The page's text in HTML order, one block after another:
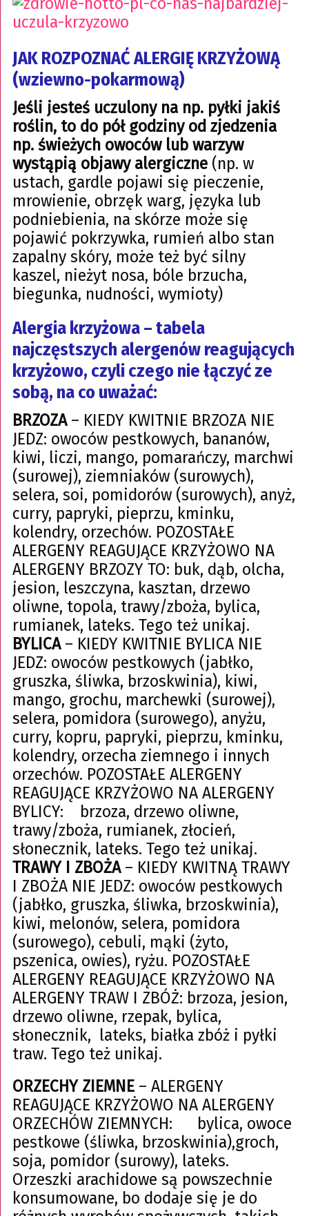
JAK ROZPOZNAĆ ALERGIĘ KRZYŻOWĄ
(wziewno-pokarmową)
Jeśli jesteś uczulony na np. pyłki jakiś
roślin, to do pół godziny od zjedzenia
np. świeżych owoców lub warzyw
wystąpią objawy alergiczne(np. w
ustach, gardle pojawi się pieczenie,
mrowienie, obrzęk warg, języka lub
podniebienia, na skórze może się
pojawić pokrzywka, rumień albo stan
zapalny skóry, może też być silny
kaszel, nieżyt nosa, bóle brzucha,
biegunka, nudności, wymioty)
Alergia krzyżowa – tabela
najczęstszych alergenów reagujących
krzyżowo, czyli czego nie łączyć ze
sobą, na co uważać:
BRZOZA– KIEDY KWITNIE BRZOZA NIE
JEDZ: owoców pestkowych, bananów,
kiwi, liczi, mango, pomarańczy, marchwi
(surowej), ziemniaków (surowych),
selera, soi, pomidorów (surowych), anyż,
curry, papryki, pieprzu, kminku,
kolendry, orzechów. POZOSTAŁE
ALERGENY REAGUJĄCE KRZYŻOWO NA
ALERGENY BRZOZY TO: buk, dąb, olcha,
jesion, leszczyna, kasztan, drzewo
oliwne, topola, trawy/zboża, bylica,
rumianek, lateks. Tego też unikaj.
BYLICA– KIEDY KWITNIE BYLICA NIE
JEDZ: owoców pestkowych (jabłko,
gruszka, śliwka, brzoskwinia), kiwi,
mango, grochu, marchewki (surowej),
selera, pomidora (surowego), anyżu,
curry, kopru, papryki, pieprzu, kminku,
kolendry, orzecha ziemnego i innych
orzechów. POZOSTAŁE ALERGENY
REAGUJĄCE KRZYŻOWO NA ALERGENY
BYLICY: brzoza, drzewo oliwne,
trawy/zboża, rumianek, złocień,
słonecznik, lateks. Tego też unikaj.
TRAWY I ZBOŻA– KIEDY KWITNĄ TRAWY
I ZBOŻA NIE JEDZ: owoców pestkowych
(jabłko, gruszka, śliwka, brzoskwinia),
kiwi, melonów, selera, pomidora
(surowego), cebuli, mąki (żyto,
pszenica, owies), ryżu. POZOSTAŁE
ALERGENY REAGUJĄCE KRZYŻOWO NA
ALERGENY TRAW I ZBÓŻ: brzoza, jesion,
drzewo oliwne, rzepak, bylica,
słonecznik, lateks, białka zbóż i pyłki
traw. Tego też unikaj.
ORZECHY ZIEMNE– ALERGENY
REAGUJĄCE KRZYŻOWO NA ALERGENY
ORZECHÓW ZIEMNYCH: bylica, owoce
pestkowe (śliwka, brzoskwinia),groch,
soja, pomidor (surowy), lateks.
Orzeszki arachidowe są powszechnie
konsumowane, bo dodaje się je do